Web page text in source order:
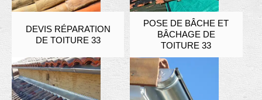
DEVIS RÉPARATION
DE TOITURE 33
POSE DE BÂCHE ET
BÂCHAGE DE
TOITURE 33